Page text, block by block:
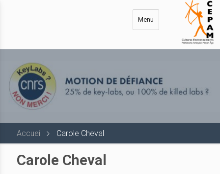
Menu
Accueil Carole Cheval
Carole Cheval